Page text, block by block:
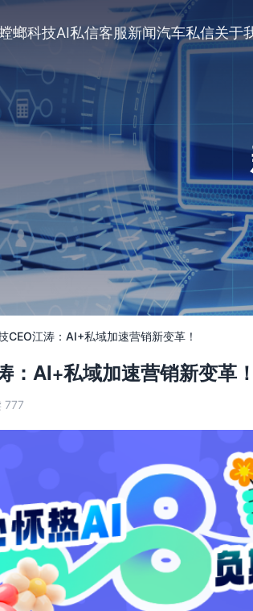
螂科技AI私信客服新闻汽车私信关于
CEO江涛：AI+私域加速营销新变革！
：AI+私域加速营销新变革！
777